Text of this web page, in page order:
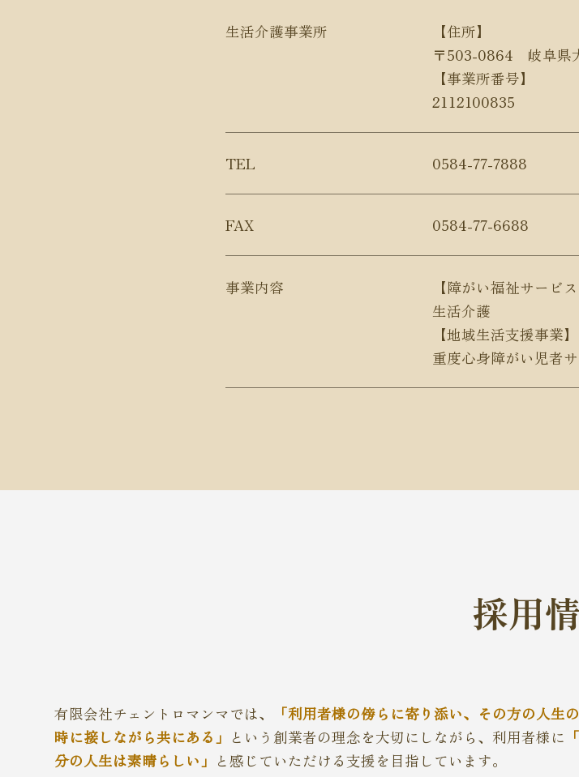
生活介護事業所
【住所】
〒503-0864 岐阜県
【事業所番号】
2112100835
TEL 0584-77-7888
FAX 0584-77-6688
事業内容
【障がい福祉サービス
生活介護
【地域生活支援事業】
重度心身障がい児者
採用
有限会社チェントロマンマでは、
「利用者様の傍らに寄り添い、その方の人生
時に接しながら共にある」 という創業者の理念を大切にしながら、利用者様に
分の人生は素晴らしい」 と感じていただける支援を目指しています。